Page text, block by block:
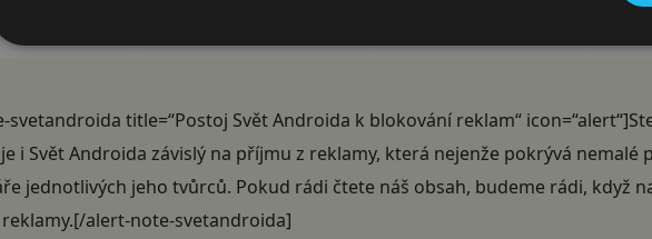
svetandroida title=“Postoj Svět Androida k blokování reklam“
i Svět Androida závislý na příjmu z reklamy, která nejenže pokrývá nemalé
jednotlivých jeho tvůrců. Pokud rádi čtete náš obsah, budeme rádi, když
alert-note-svetandroida]